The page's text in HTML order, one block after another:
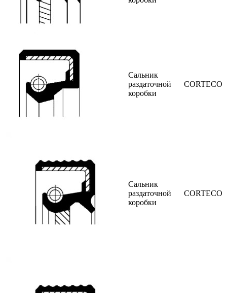
Сальник
раздаточной
коробки
CORTECO
Сальник
раздаточной
коробки
CORTECO